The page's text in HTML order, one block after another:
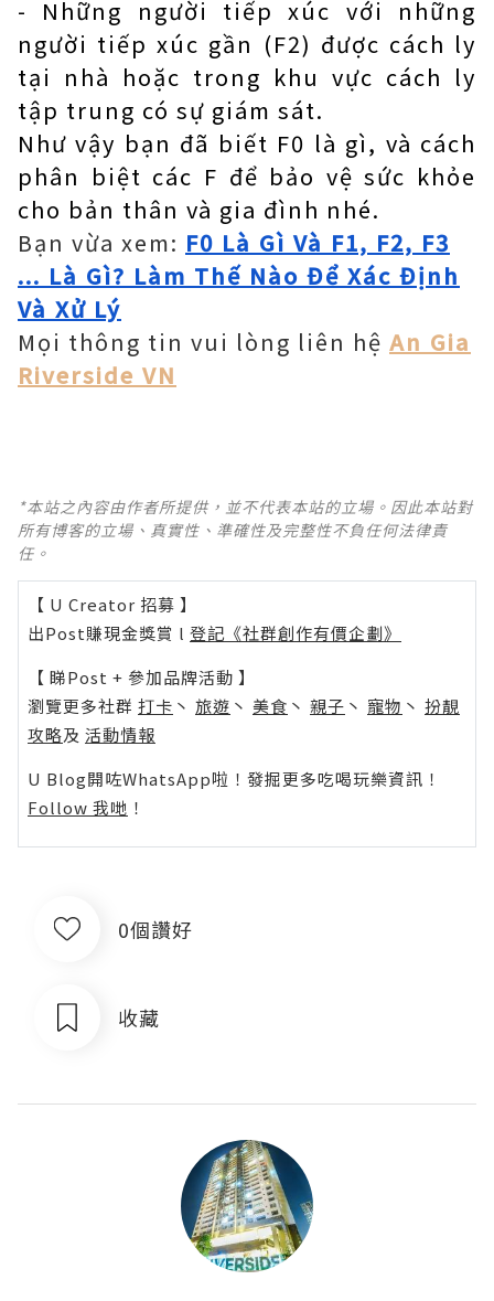
- Những người tiếp xúc với những
người tiếp xúc gần (F2) được cách ly
tại nhà hoặc trong khu vực cách ly
tập trung có sự giám sát.
Như vậy bạn đã biết F0 là gì, và cách
phân biệt các F để bảo vệ sức khỏe
cho bản thân và gia đình nhé.
Bạn vừa xem: F0 Là Gì Và F1, F2, F3
... Là Gì? Làm Thế Nào Để Xác Định
Và Xử Lý
Mọi thông tin vui lòng liên hệ An Gia
Riverside VN
*本站之內容由作者所提供，並不代表本站的立場。因此本站對
所有博客的立場、真實性、準確性及完整性不負任何法律責
任。
【 U Creator 招募 】
出Post賺現金獎賞 l 登記《社群創作有價企劃》
【 睇Post + 參加品牌活動 】
瀏覽更多社群 打卡 丶 旅遊 丶 美食 丶 親子 丶 寵物 丶 扮靚
攻略及 活動情報
U Blog開咗WhatsApp啦！發掘更多吃喝玩樂資訊！
Follow 我哋 ！
0個讚好
收藏